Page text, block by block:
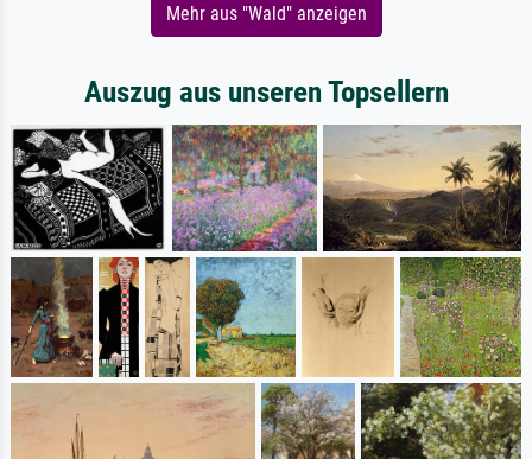
Mehr aus "Wald" anzeigen
Auszug aus unseren Topsellern